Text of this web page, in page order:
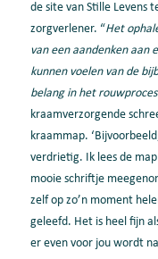
de site van Stille Levens
zorgverlener. “Het
van een aandenken aan
kunnen voelen van de
belang in het
kraamverzorgende
kraammap.
verdrietig. Ik lees de
mooie schriftje
zelf op zo’n moment
geleefd. Het is heel fijn
er even voor jou wordt